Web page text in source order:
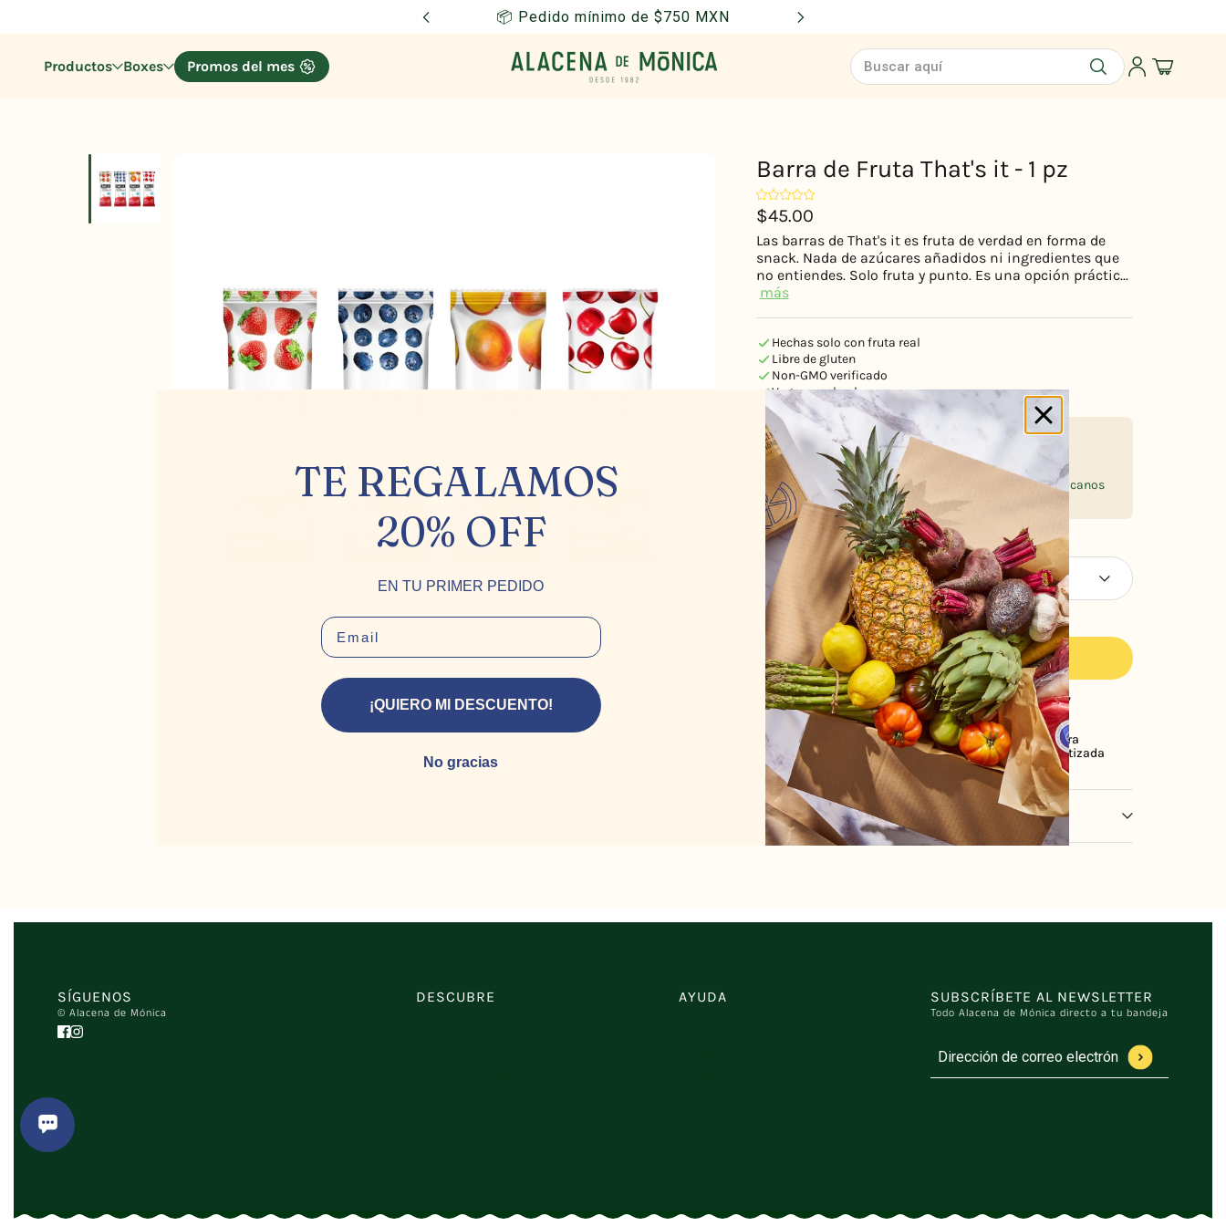
📦 Pedido mínimo de $750 MXN
Productos Boxes Promos del mes Buscar aquí
Barra de Fruta That's it - 1 pz
$45.00
Las barras de That's it es fruta de verdad en forma de
snack. Nada de azúcares añadidos ni ingredientes que
no entiendes. Solo fruta y punto. Es una opción práctic...
más
Hechas solo con fruta real
Libre de gluten
Non-GMO verificado
Veganas y kosher
SABOR CON CONCIENCIA
Curamos productos seleccionados por su
trayectoria, calidad y sabor, de marcas de
prestigio internacional y productores mexicanos
responsables.
Sabor: Manzana + Fresa
¡Compra ahora y recibe mañana mismo!
AGREGAR A CARRITO
Productos con
amor desde 1982
Cobertura en
CDMX y EDOMEX
Compra
Garantizada
Ingredientes
Solo fruta. Ejemplos:Apple + Strawberry➝ manzanas, fresas.
SÍGUENOS
© Alacena de Mónica
DESCUBRE AYUDA SUBSCRÍBETE AL NEWSLETTER
Todo Alacena de Mónica directo a tu bandeja
Dirección de correo electrónico
Este sitio está protegido por hCaptcha y se
TE REGALAMOS
20% OFF
EN TU PRIMER PEDIDO
EMAIL
¡QUIERO MI DESCUENTO!
No gracias